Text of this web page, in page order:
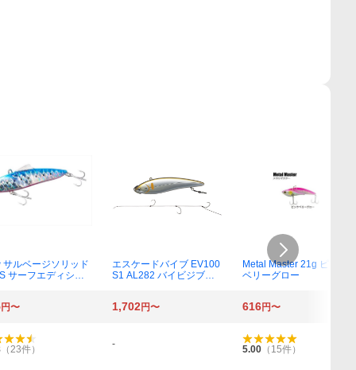
サルベージソリッド
サーフエディショ
エスケードバイブ EV100
S1 AL282 バイビジブル
Metal Master 21g ピンク
ベリーグロー
円〜 1,702円〜 616円〜
（23件） - 5.00 （ 15件）